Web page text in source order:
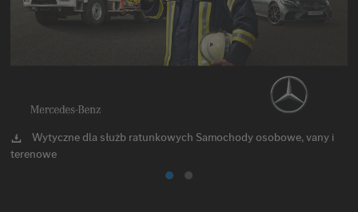
Wytyczne dla służb ratunkowych Samochody osobowe, vany i
terenowe